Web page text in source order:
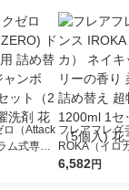
ロ（Attack
ム式専用
ガジャン
フレアフレグ
ROKA（イロ
イキッドリリ
6,582円